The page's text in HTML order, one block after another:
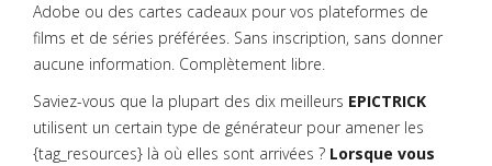
Adobe ou des cartes cadeaux pour vos plateformes de
films et de séries préférées. Sans inscription, sans donner
aucune information. Complètement libre.
Saviez-vous que la plupart des dix meilleurs EPICTRICK
utilisent un certain type de générateur pour amener les
{tag_resources} là où elles sont arrivées ? Lorsque vous